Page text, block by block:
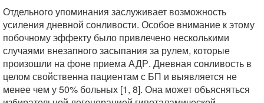
Отдельного упоминания заслуживает возможность
усиления дневной сонливости. Особое внимание к этому
побочному эффекту было привлечено несколькими
случаями внезапного засыпания за рулем, которые
произошли на фоне приема АДР. Дневная сонливость в
целом свойственна пациентам с БП и выявляется не
менее чем у 50% больных [1, 8]. Она может объясняться